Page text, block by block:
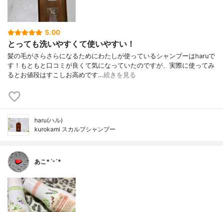
5.00
とっても洗いやすくて使いやすい！
髪の毛がさらさらになるためにわたしが使っているシャンプーはharuで
す！もともと口コミが良くて気になっていたのですが、実際に使ってみ
るとお値段はすこしお高めです…続きを見る
haru(ハル)
kurokami スカルプシャンプー
あこ*ˊᵕˋ*